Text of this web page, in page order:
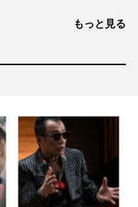
もっと見る